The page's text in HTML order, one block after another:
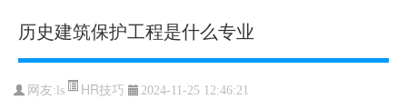
历史建筑保护工程是什么专业
网友:ls HR技巧 2024-11-25 12:46:21